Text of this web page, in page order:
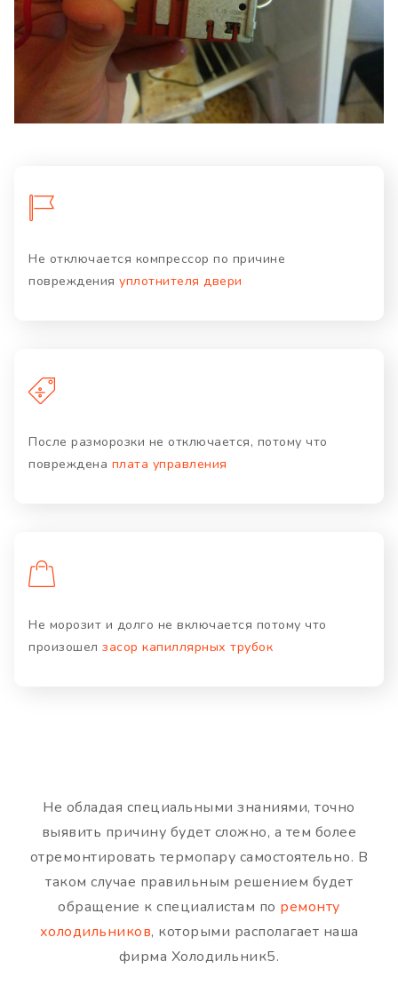
Не отключается компрессор по причине
повреждения уплотнителя двери
После разморозки не отключается, потому что
повреждена плата управления
Не морозит и долго не включается потому что
произошел засор капиллярных трубок
Не обладая специальными знаниями, точно
выявить причину будет сложно, а тем более
отремонтировать термопару самостоятельно. В
таком случае правильным решением будет
обращение к специалистам по ремонту
холодильников, которыми располагает наша
фирма Холодильник5.